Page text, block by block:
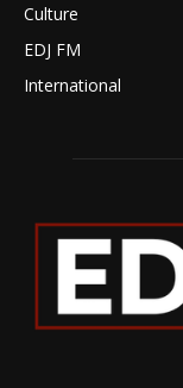
Culture
EDJ FM
International